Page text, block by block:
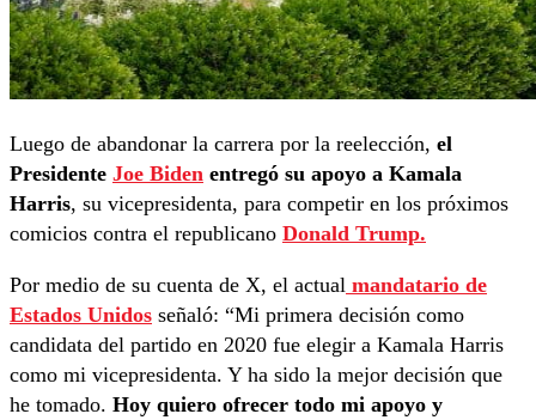
Luego de abandonar la carrera por la reelección, el
Presidente Joe Biden entregó su apoyo a Kamala
Harris, su vicepresidenta, para competir en los próximos
comicios contra el republicano Donald Trump.
Por medio de su cuenta de X, el actual mandatario de
Estados Unidos señaló: “Mi primera decisión como
candidata del partido en 2020 fue elegir a Kamala Harris
como mi vicepresidenta. Y ha sido la mejor decisión que
he tomado. Hoy quiero ofrecer todo mi apoyo y